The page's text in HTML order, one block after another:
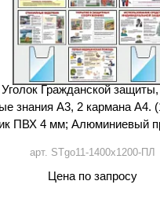
Гражданской защиты,
знания А3, 2 кармана А4.
ПВХ 4 мм; Алюминиевый
арт. STgo11-1400х1200-ПЛ
Цена по запросу